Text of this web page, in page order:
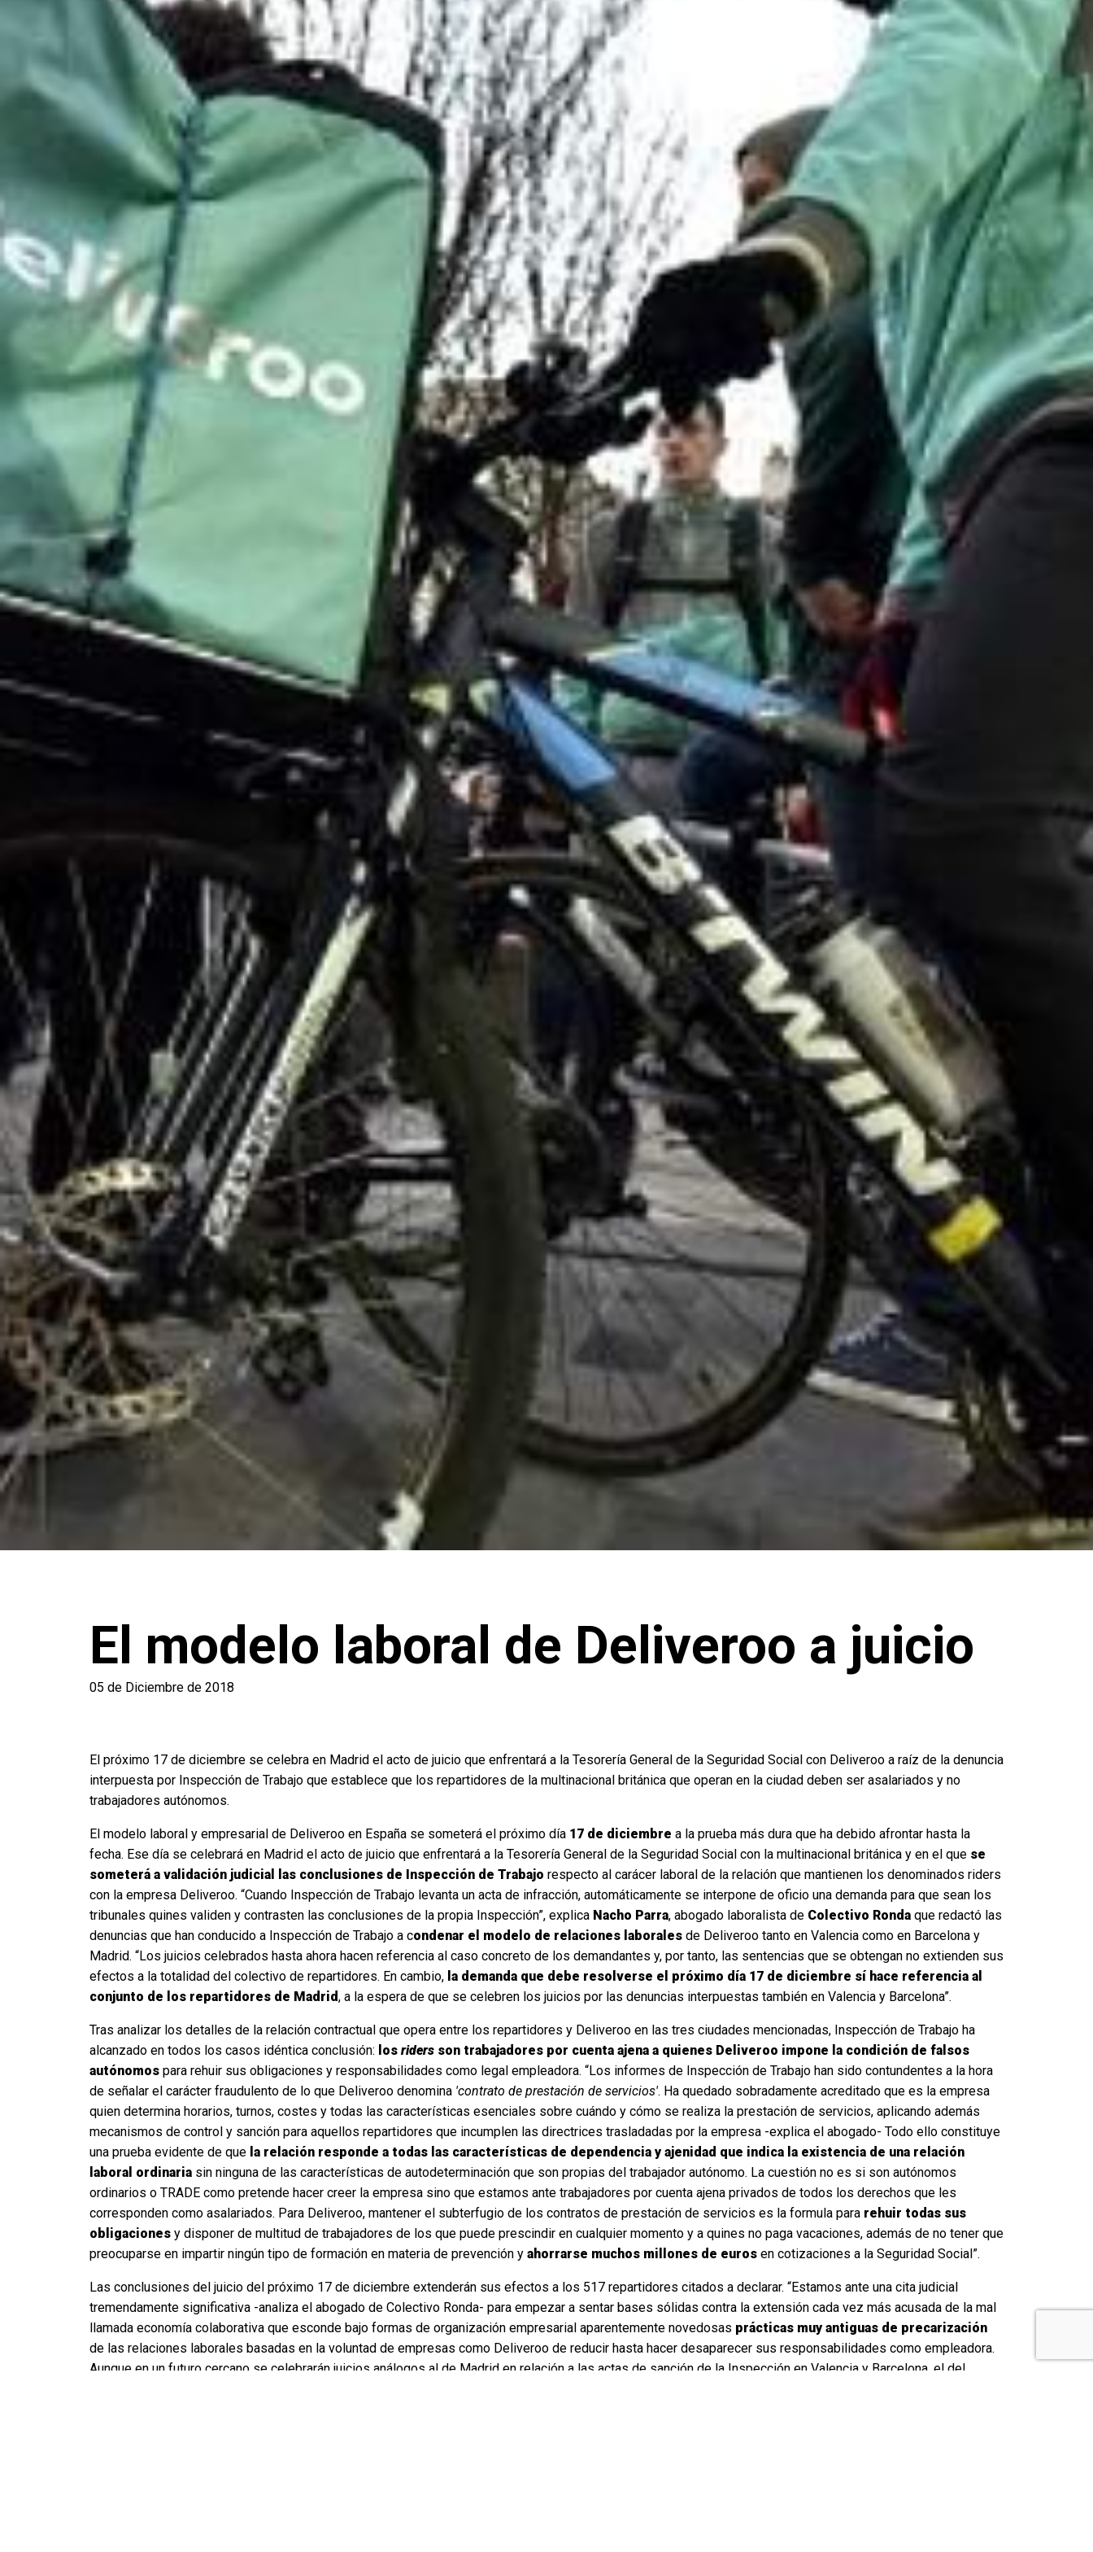
El modelo laboral de Deliveroo a juicio
05 de Diciembre de 2018
El próximo 17 de diciembre se celebra en Madrid el acto de juicio que enfrentará a la Tesorería General de la Seguridad Social con Deliveroo a raíz de la denuncia
interpuesta por Inspección de Trabajo que establece que los repartidores de la multinacional británica que operan en la ciudad deben ser asalariados y no
trabajadores autónomos.
El modelo laboral y empresarial de Deliveroo en España se someterá el próximo día 17 de diciembre a la prueba más dura que ha debido afrontar hasta la
fecha. Ese día se celebrará en Madrid el acto de juicio que enfrentará a la Tesorería General de la Seguridad Social con la multinacional británica y en el que se
someterá a validación judicial las conclusiones de Inspección de Trabajo respecto al carácer laboral de la relación que mantienen los denominados riders
con la empresa Deliveroo. “Cuando Inspección de Trabajo levanta un acta de infracción, automáticamente se interpone de oficio una demanda para que sean los
tribunales quines validen y contrasten las conclusiones de la propia Inspección”, explica Nacho Parra, abogado laboralista de Colectivo Ronda que redactó las
denuncias que han conducido a Inspección de Trabajo a condenar el modelo de relaciones laborales de Deliveroo tanto en Valencia como en Barcelona y
Madrid. “Los juicios celebrados hasta ahora hacen referencia al caso concreto de los demandantes y, por tanto, las sentencias que se obtengan no extienden sus
efectos a la totalidad del colectivo de repartidores. En cambio, la demanda que debe resolverse el próximo día 17 de diciembre sí hace referencia al
conjunto de los repartidores de Madrid, a la espera de que se celebren los juicios por las denuncias interpuestas también en Valencia y Barcelona”.
Tras analizar los detalles de la relación contractual que opera entre los repartidores y Deliveroo en las tres ciudades mencionadas, Inspección de Trabajo ha
alcanzado en todos los casos idéntica conclusión: los riders son trabajadores por cuenta ajena a quienes Deliveroo impone la condición de falsos
autónomos para rehuir sus obligaciones y responsabilidades como legal empleadora. “Los informes de Inspección de Trabajo han sido contundentes a la hora
de señalar el carácter fraudulento de lo que Deliveroo denomina 'contrato de prestación de servicios'. Ha quedado sobradamente acreditado que es la empresa
quien determina horarios, turnos, costes y todas las características esenciales sobre cuándo y cómo se realiza la prestación de servicios, aplicando además
mecanismos de control y sanción para aquellos repartidores que incumplen las directrices trasladadas por la empresa -explica el abogado- Todo ello constituye
una prueba evidente de que la relación responde a todas las características de dependencia y ajenidad que indica la existencia de una relación
laboral ordinaria sin ninguna de las características de autodeterminación que son propias del trabajador autónomo. La cuestión no es si son autónomos
ordinarios o TRADE como pretende hacer creer la empresa sino que estamos ante trabajadores por cuenta ajena privados de todos los derechos que les
corresponden como asalariados. Para Deliveroo, mantener el subterfugio de los contratos de prestación de servicios es la formula para rehuir todas sus
obligaciones y disponer de multitud de trabajadores de los que puede prescindir en cualquier momento y a quines no paga vacaciones, además de no tener que
preocuparse en impartir ningún tipo de formación en materia de prevención y ahorrarse muchos millones de euros en cotizaciones a la Seguridad Social”.
Las conclusiones del juicio del próximo 17 de diciembre extenderán sus efectos a los 517 repartidores citados a declarar. “Estamos ante una cita judicial
tremendamente significativa -analiza el abogado de Colectivo Ronda- para empezar a sentar bases sólidas contra la extensión cada vez más acusada de la mal
llamada economía colaborativa que esconde bajo formas de organización empresarial aparentemente novedosas prácticas muy antiguas de precarización
de las relaciones laborales basadas en la voluntad de empresas como Deliveroo de reducir hasta hacer desaparecer sus responsabilidades como empleadora.
Aunque en un futuro cercano se celebrarán juicios análogos al de Madrid en relación a las actas de sanción de la Inspección en Valencia y Barcelona, el del